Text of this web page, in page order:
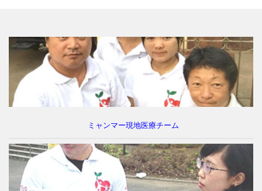
ミャンマー現地医療チーム
「仲間がいるから頑張れる！」
日本にいるミャンマー人の相談に乗りた
い。